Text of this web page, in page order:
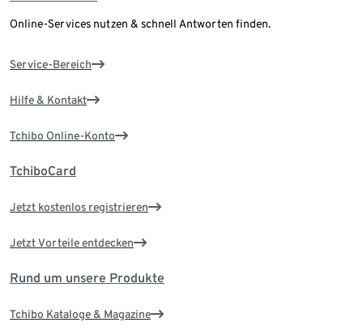
Online-Services nutzen & schnell Antworten finden.
Service-Bereich
Hilfe & Kontakt
Tchibo Online-Konto
TchiboCard
Jetzt kostenlos registrieren
Jetzt Vorteile entdecken
Rund um unsere Produkte
Tchibo Kataloge & Magazine